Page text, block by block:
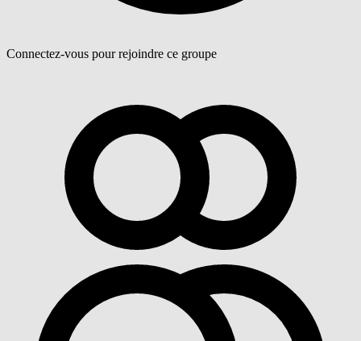
Connectez-vous pour rejoindre ce groupe